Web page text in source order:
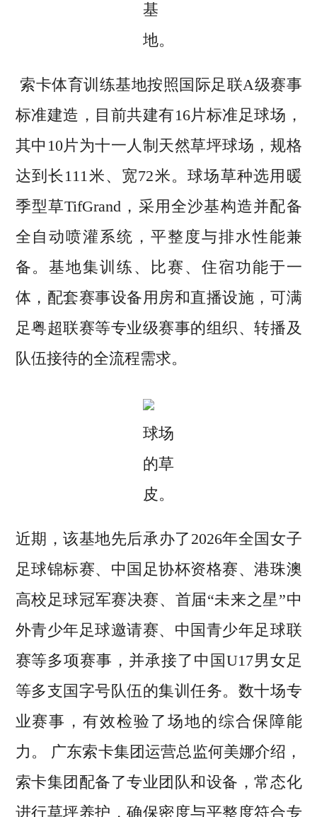
基
地。
索卡体育训练基地按照国际足联A级赛事
标准建造，目前共建有16片标准足球场，
其中10片为十一人制天然草坪球场，规格
达到长111米、宽72米。球场草种选用暖
季型草TifGrand，采用全沙基构造并配备
全自动喷灌系统，平整度与排水性能兼
备。基地集训练、比赛、住宿功能于一
体，配套赛事设备用房和直播设施，可满
足粤超联赛等专业级赛事的组织、转播及
队伍接待的全流程需求。
球场
的草
皮。
近期，该基地先后承办了2026年全国女子
足球锦标赛、中国足协杯资格赛、港珠澳
高校足球冠军赛决赛、首届“未来之星”中
外青少年足球邀请赛、中国青少年足球联
赛等多项赛事，并承接了中国U17男女足
等多支国字号队伍的集训任务。数十场专
业赛事，有效检验了场地的综合保障能
力。 广东索卡集团运营总监何美娜介绍，
索卡集团配备了专业团队和设备，常态化
进行草坪养护，确保密度与平整度符合专